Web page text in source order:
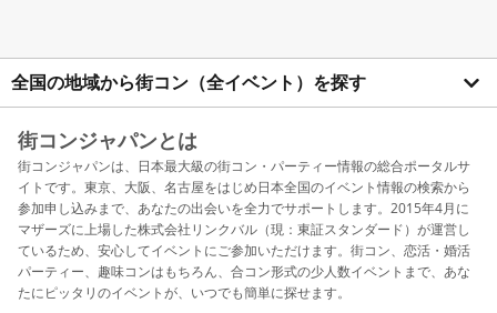
全国の地域から街コン（全イベント）を探す
街コンジャパンとは
街コンジャパンは、日本最大級の街コン・パーティー情報の総合ポータルサ
イトです。東京、大阪、名古屋をはじめ日本全国のイベント情報の検索から
参加申し込みまで、あなたの出会いを全力でサポートします。2015年4月に
マザーズに上場した株式会社リンクバル（現：東証スタンダード）が運営し
ているため、安心してイベントにご参加いただけます。街コン、恋活・婚活
パーティー、趣味コンはもちろん、合コン形式の少人数イベントまで、あな
たにピッタリのイベントが、いつでも簡単に探せます。